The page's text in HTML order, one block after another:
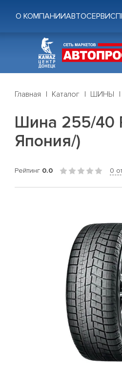
О КОМПАНИИАВТОСЕРВИС
Главная Каталог ШИНЫ
Шина 255/40
Япония/)
Рейтинг 0.0 0